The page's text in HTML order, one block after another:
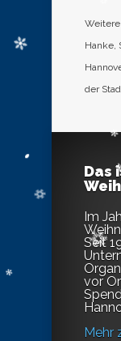
Weitere
Hanke,
der
Das
Im
Seit
vor
Mehr